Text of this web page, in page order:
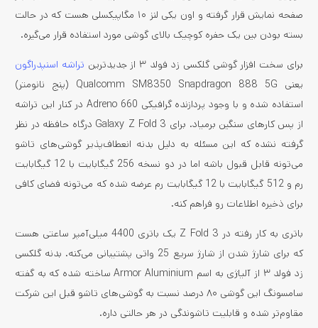
صفحه نمایش قرار گرفته و اون یکی لنز ۱۰ مگاپیکسلی هست که در حالت
بسته بودن بین یک حفره کوچیک بالای گوشی مورد استفاده قرار می‌گیره.
برای سخت افزار گوشی گلکسی زد فولد ۳ از جدید‌ترین
تراشه اسنپدراگون
یعنی Qualcomm SM8350 Snapdragon 888 5G (پنج نانومتر)
استفاده شده و با وجود پردازنده گرافیکی Adreno 660 در کنار این تراشه
از پس کارهای سنگین برمیاد. برای Galaxy Z Fold 3 درگاه حافظه در نظر
گرفته نشده که این مسئله به دلیل بدنه انعطاف‌پذیر گوشی‌های تاشو
می‌تونه قابل قبول باشه اما در دو نسخه 256 گیگابایت با 12 گیگابایت
رم و 512 گیگابایت با 12 گیگابایت رم عرضه شده که می‌تونه فضای کافی
برای ذخیره اطلاعات رو فراهم کنه.
باتری به کار رفته در Z Fold 3 یک باتری 4400 میلی‌آمپر ساعتی هست
که برای شارژ شدن از شارژ سریع 25 واتی پشتیبانی می‌کنه. بدنه گلکسی
زد فولد ۳ از آلیاژی به اسم Armor Aluminium ساخته شده که به گفته
سامسونگ این گوشی ۸۰ درصد نسبت به گوشی‌‌های تاشو قبل این شرکت
مقاوم‌تر شده و قابلیت تاشوندگی در هر حالتی داره.